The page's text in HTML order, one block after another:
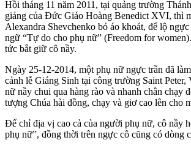
Hồi tháng 11 năm 2011, tại quảng trường
giảng của Đức Giáo Hoàng Benedict XVI, thì
Alexandra Shevchenko bỏ áo khoát, để lộ
ngữ “Tự do cho phụ nữ” (Freedom for
tức bắt giữ cô nầy.
Ngày 25-12-2014, một phụ nữ ngực trần đã
cảnh lễ Giáng Sinh tại công trường Saint Peter,
nữ nầy chui qua hàng rào và nhanh chân chạy
tượng Chúa hài đồng, chạy và giơ cao lên cho
Để chỉ địa vị cao cả của người phụ nữ, cô nầy
phụ nữ”, đồng thời trên ngực cô cũng có dòng